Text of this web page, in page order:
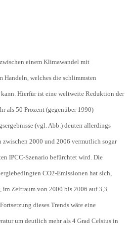
einem Klimawandel mit
Handeln, welches die schlimmsten
Hierfür ist eine weltweite Reduktion der
als 50 Prozent (gegenüber 1990)
(vgl. Abb.) deuten allerdings
zwischen 2000 und 2006 vermutlich sogar
IPCC-Szenario befürchtet wird. Die
CO2-Emissionen hat sich,
im Zeitraum von 2000 bis 2006 auf 3,3
dieses Trends wäre eine
um deutlich mehr als 4 Grad Celsius in